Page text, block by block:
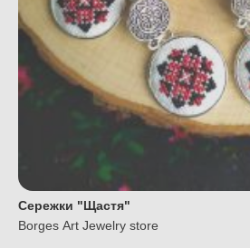
Сережки "Щастя"
Borges Art Jewelry store